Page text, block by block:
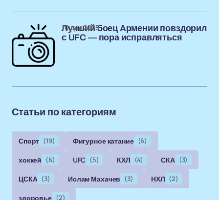
Лучший боец Армении повздорил
с UFC — пора исправляться
10 дек 2025
Статьи по категориям
Спорт (19) Фигурное катание (6)
хоккей (6) UFC (5) КХЛ (4) СКА (3)
ЦСКА (3) Ислам Махачев (3) НХЛ (2)
здоровье (2)